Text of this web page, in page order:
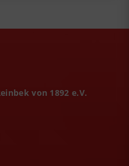
von 1892 e.V.